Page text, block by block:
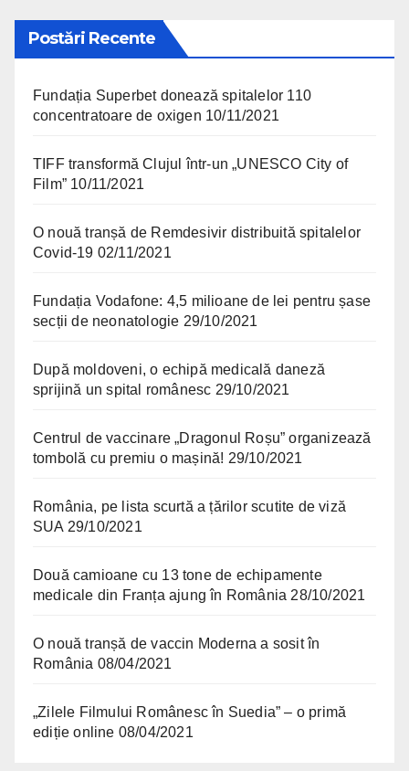
Postări Recente
Fundația Superbet donează spitalelor 110
concentratoare de oxigen 10/11/2021
TIFF transformă Clujul într-un „UNESCO City of
Film” 10/11/2021
O nouă tranșă de Remdesivir distribuită spitalelor
Covid-19 02/11/2021
Fundația Vodafone: 4,5 milioane de lei pentru șase
secții de neonatologie 29/10/2021
După moldoveni, o echipă medicală daneză
sprijină un spital românesc 29/10/2021
Centrul de vaccinare „Dragonul Roșu” organizează
tombolă cu premiu o mașină! 29/10/2021
România, pe lista scurtă a țărilor scutite de viză
SUA 29/10/2021
Două camioane cu 13 tone de echipamente
medicale din Franța ajung în România 28/10/2021
O nouă tranșă de vaccin Moderna a sosit în
România 08/04/2021
„Zilele Filmului Românesc în Suedia” – o primă
ediție online 08/04/2021